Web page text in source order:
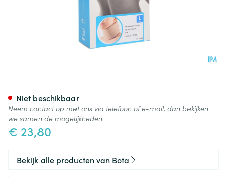
€ 23,80
Niet beschikbaar
Neem contact op met ons via telefoon of e-mail, dan bekijken
we samen de mogelijkheden.
Bekijk alle producten van Bota